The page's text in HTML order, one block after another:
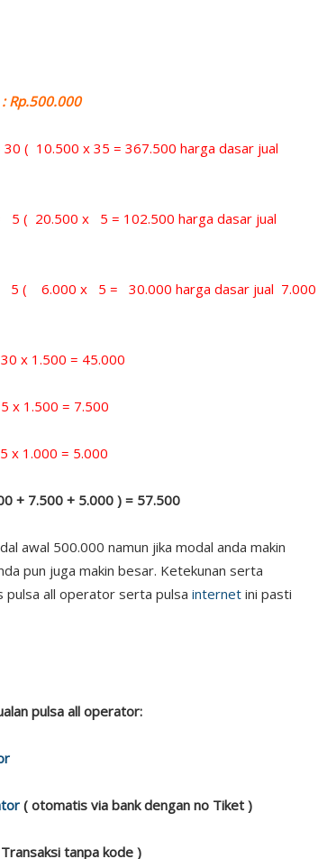
30 ( 10.500 x 35 = 367.500 harga dasar jual
5 ( 20.500 x 5 = 102.500 harga dasar jual
5 ( 6.000 x 5 = 30.000 harga dasar jual 7.000
1.500 = 45.000
= 7.500
= 5.000
+ 7.500 + 5.000 ) = 57.500
awal 500.000 namun jika modal anda makin
pun juga makin besar. Ketekunan serta
pulsa all operator serta pulsa internet ini pasti
pulsa all operator:
( otomatis via bank dengan no Tiket )
tanpa kode )